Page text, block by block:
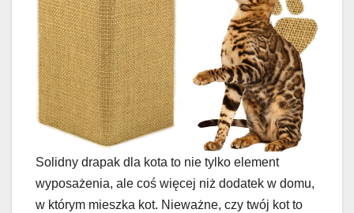
Solidny drapak dla kota to nie tylko element
wyposażenia, ale coś więcej niż dodatek w domu,
w którym mieszka kot. Nieważne, czy twój kot to